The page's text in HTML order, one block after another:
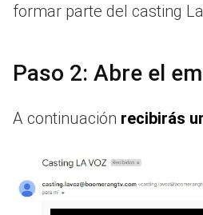
formar parte del casting
Paso 2: Abre el
A continuación recibirás